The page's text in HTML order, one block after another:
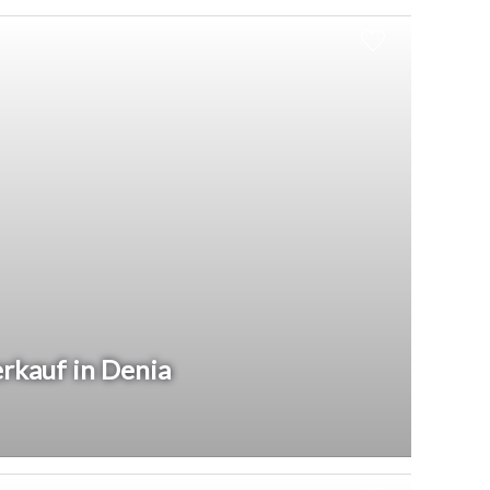
in Denia